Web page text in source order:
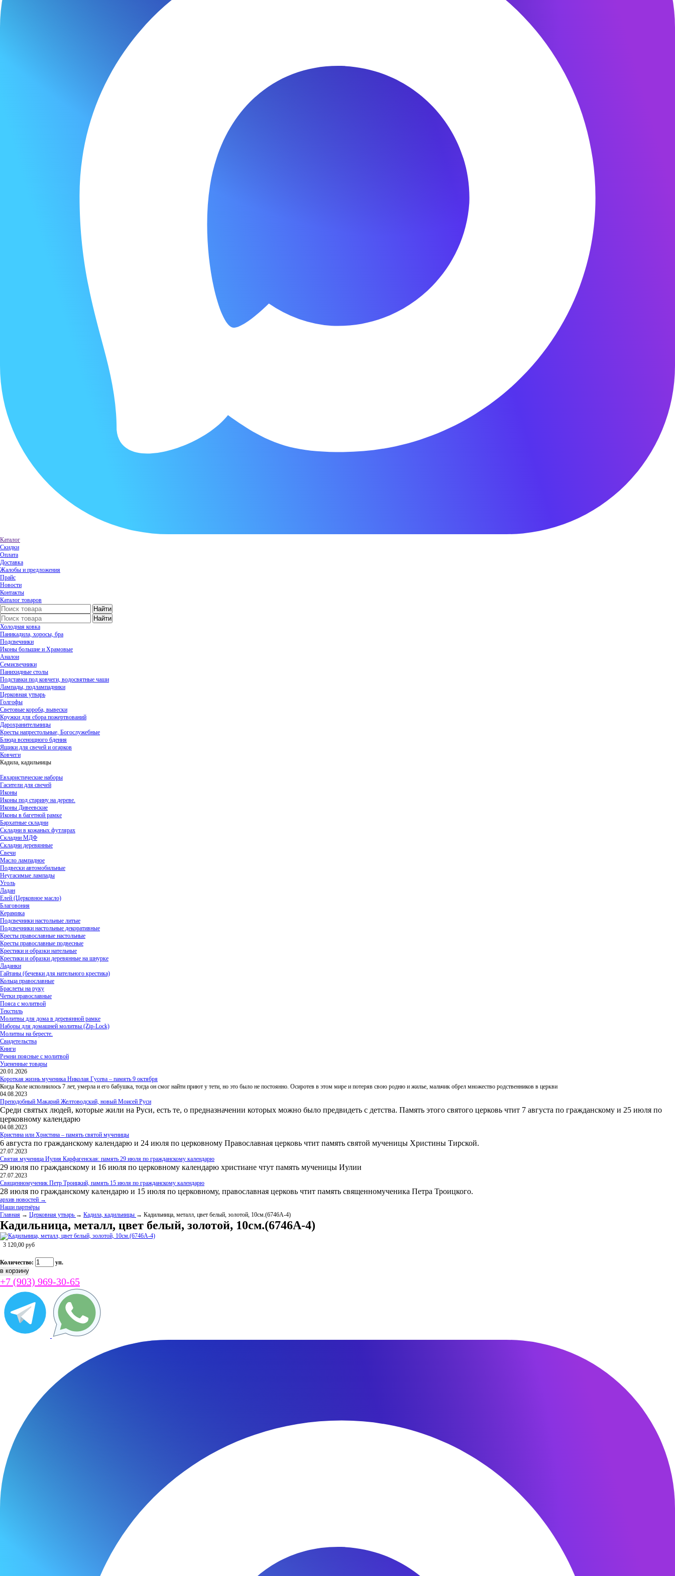
Каталог
Скидки
Оплата
Доставка
Жалобы и предложения
Прайс
Новости
Контакты
Каталог товаров
Холодная ковка
Паникадила, хоросы, бра
Подсвечники
Иконы большие и Храмовые
Аналои
Семисвечники
Панихидные столы
Подставки под ковчеги, водосвятные чаши
Лампады, подлампадники
Церковная утварь
Голгофы
Световые короба, вывески
Кружки для сбора пожертвований
Дарохранительницы
Кресты напрестольные, Богослужебные
Блюда всенощного бдения
Ящики для свечей и огарков
Ковчеги
Кадила, кадильницы
Евхаристические наборы
Гасители для свечей
Иконы
Иконы под старину на дереве.
Иконы Дивеевские
Иконы в багетной рамке
Бархатные складни
Складни в кожаных футлярах
Складни МДФ
Складни деревянные
Свечи
Масло лампадное
Подвески автомобильные
Неугасимые лампады
Уголь
Ладан
Елей (Церковное масло)
Благовония
Керамика
Подсвечники настольные литые
Подсвечники настольные декоративные
Кресты православные настольные
Кресты православные подвесные
Крестики и образки нательные
Крестики и образки деревянные на шнурке
Ладанки
Гайтаны (бечевки для нательного крестика)
Кольца православные
Браслеты на руку
Четки православные
Пояса с молитвой
Текстиль
Молитвы для дома в деревянной рамке
Наборы для домашней молитвы (Zip-Lock)
Молитвы на бересте.
Свидетельства
Книги
Ремни поясные с молитвой
Уцененные товары
20.01.2026
Короткая жизнь мученика Николая Гусева – память 9 октября
Когда Коле исполнилось 7 лет, умерла и его бабушка, тогда он смог найти приют у тети, но это было не постоянно. Осиротев в этом мире и потеряв свою родню и жилье, мальчик обрел множество родственников в церкви
04.08.2023
Преподобный Макарий Желтоводский, новый Моисей Руси
Среди святых людей, которые жили на Руси, есть те, о предназначении которых можно было предвидеть с детства. Память этого святого церковь чтит 7 августа по гражданскому и 25 июля по
церковному календарю
04.08.2023
Кристина или Христина – память святой мученицы
6 августа по гражданскому календарю и 24 июля по церковному Православная церковь чтит память святой мученицы Христины Тирской.
27.07.2023
Святая мученица Иулия Карфагенская: память 29 июля по гражданскому календарю
29 июля по гражданскому и 16 июля по церковному календарю христиане чтут память мученицы Иулии
27.07.2023
Священномученик Петр Троицкий, память 15 июля по гражданскому календарю
28 июля по гражданскому календарю и 15 июля по церковному, православная церковь чтит память священномученика Петра Троицкого.
архив новостей →
Наши партнёры
Главная → Церковная утварь → Кадила, кадильницы → Кадильница, металл, цвет белый, золотой, 10см.(6746А-4)
Кадильница, металл, цвет белый, золотой, 10см.(6746А-4)
3 120,00 руб
Количество: уп.
+7 (903) 969-30-65